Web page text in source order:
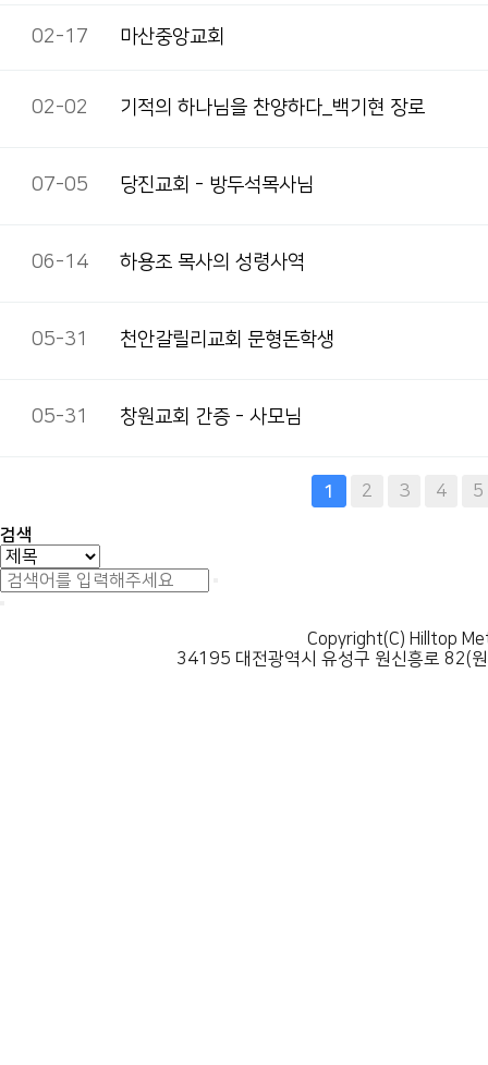
02-17 마산중앙교회
02-02 기적의 하나님을 찬양하다_백기현 장로
07-05 당진교회 - 방두석목사님
06-14 하용조 목사의 성령사역
05-31 천안갈릴리교회 문형돈학생
05-31 창원교회 간증 - 사모님
1 2 3 4 5
검색
Copyright(C) Hilltop
34195 대전광역시 유성구 원신흥로